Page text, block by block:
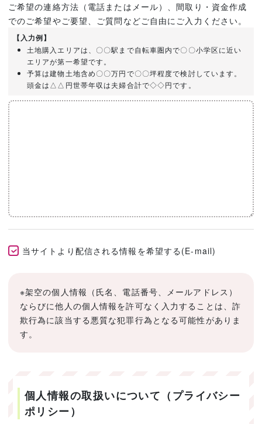
ご希望の連絡方法（電話またはメール）、間取り・資金作成
でのご希望やご要望、ご質問などご自由にご入力ください。
【入力例】
土地購入エリアは、〇〇駅まで自転車圏内で〇〇小学区に近い
エリアが第一希望です。
予算は建物土地含め〇〇万円で〇〇坪程度で検討しています。
頭金は△△円世帯年収は夫婦合計で◇◇円です。
当サイトより配信される情報を希望する(E-mail)
※架空の個人情報（氏名、電話番号、メールアドレス）
ならびに他人の個人情報を許可なく入力することは、詐
欺行為に該当する悪質な犯罪行為となる可能性がありま
す。
個人情報の取扱いについて（プライバシー
ポリシー）